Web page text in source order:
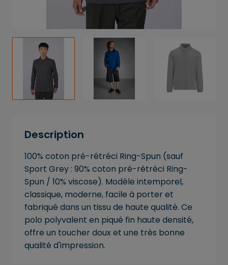
Description
100% coton pré-rétréci Ring-Spun (sauf
Sport Grey : 90% coton pré-rétréci Ring-
Spun / 10% viscose). Modèle intemporel,
classique, moderne, facile à porter et
fabriqué dans un tissu de haute qualité. Ce
polo polyvalent en piqué fin haute densité,
offre un toucher doux et une très bonne
qualité d'impression.